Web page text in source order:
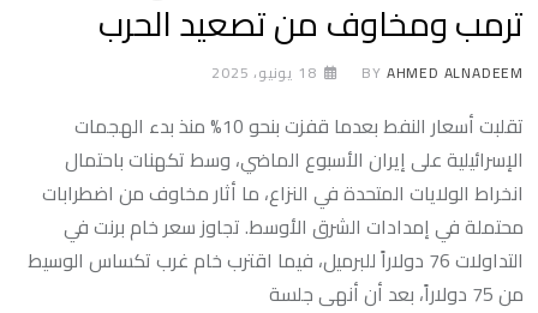
ترمب ومخاوف من تصعيد الحرب
BY AHMED ALNADEEM 18 يونيو، 2025
تقلبت أسعار النفط بعدما قفزت بنحو 10% منذ بدء الهجمات
الإسرائيلية على إيران الأسبوع الماضي، وسط تكهنات باحتمال
انخراط الولايات المتحدة في النزاع، ما أثار مخاوف من اضطرابات
محتملة في إمدادات الشرق الأوسط. تجاوز سعر خام برنت في
التداولات 76 دولاراً للبرميل، فيما اقترب خام غرب تكساس الوسيط
من 75 دولاراً، بعد أن أنهى جلسة